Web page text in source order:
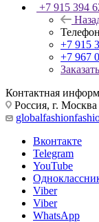
+7 915 394
+7 915
+7 967
Контактная
Россия, г. Москва
Вконтакте
Telegram
YouTube
Viber
Viber
WhatsApp